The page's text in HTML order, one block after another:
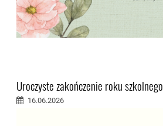
Uroczyste zakończenie roku szkolnego
16.06.2026